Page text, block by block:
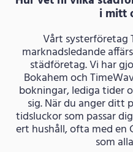
i mitt
Vårt systerföretag
marknadsledande
städföretag. Vi har
Bokahem och
bokningar, lediga tider
sig. När du anger ditt
tidsluckor som passar
ert hushåll, ofta med en
som